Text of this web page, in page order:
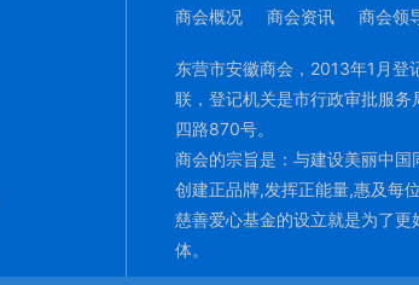
商会概况 商会资讯 商会领
东营市安徽商会，2013年1月登
联，登记机关是市行政审批服
四路870号。
商会的宗旨是：与建设美丽中
创建正品牌,发挥正能量,惠及每
慈善爱心基金的设立就是为了
体。